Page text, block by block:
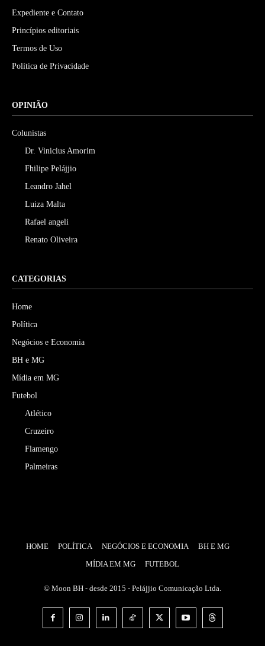
Expediente e Contato
Princípios editoriais
Termos de Uso
Política de Privacidade
OPINIÃO
Colunistas
Dr. Vinicius Amorim
Fhilipe Pelájjio
Leandro Jahel
Luiza Malta
Rafael angeli
Renato Oliveira
CATEGORIAS
Home
Política
Negócios e Economia
BH e MG
Mídia em MG
Futebol
Atlético
Cruzeiro
Flamengo
Palmeiras
HOME POLÍTICA NEGÓCIOS E ECONOMIA
BH E MG
MÍDIA EM MG
FUTEBOL
© Moon BH - desde 2015 - Pelájjio Comunicação Ltda.